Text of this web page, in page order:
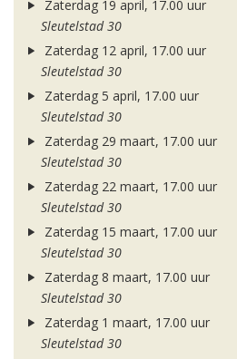
Zaterdag 19 april, 17.00 uur
Sleutelstad 30
Zaterdag 12 april, 17.00 uur
Sleutelstad 30
Zaterdag 5 april, 17.00 uur
Sleutelstad 30
Zaterdag 29 maart, 17.00 uur
Sleutelstad 30
Zaterdag 22 maart, 17.00 uur
Sleutelstad 30
Zaterdag 15 maart, 17.00 uur
Sleutelstad 30
Zaterdag 8 maart, 17.00 uur
Sleutelstad 30
Zaterdag 1 maart, 17.00 uur
Sleutelstad 30